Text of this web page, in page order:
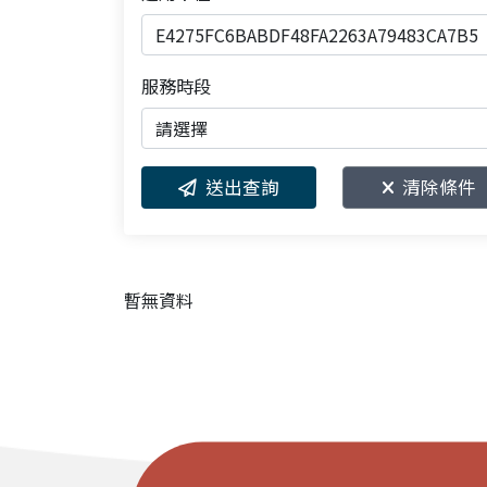
服務時段
請選擇
送出查詢 清除條件
暫無資料